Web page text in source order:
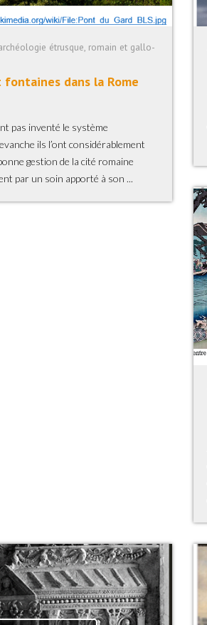
étrusque, romain et gallo-
fontaines dans la Rome
pas inventé le système
ils l’ont considérablement
gestion de la cité romaine
par un soin apporté à son ...